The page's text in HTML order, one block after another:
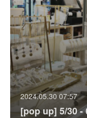
2024.05.30 07:57
[pop up] 5/30 -